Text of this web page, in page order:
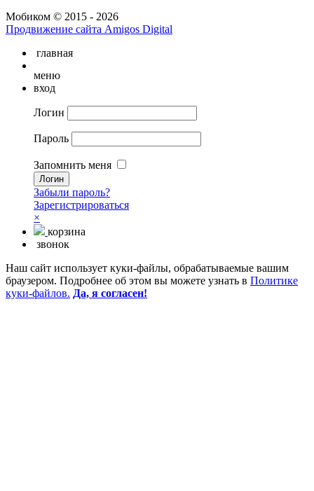
Мобиком © 2015 - 2026
Продвижение сайта Amigos Digital
главная
меню
вход
Логин
Пароль
Запомнить меня
Забыли пароль?
Зарегистрироваться
×
корзина
звонок
Наш сайт использует куки-файлы, обрабатываемые вашим
браузером. Подробнее об этом вы можете узнать в Политике
куки-файлов. Да, я согласен!